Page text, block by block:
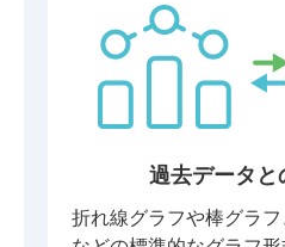
過去データと
折れ線グラフや棒グラ